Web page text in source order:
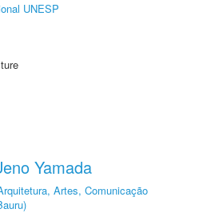
UNESP
Yamada
Artes, Comunicação